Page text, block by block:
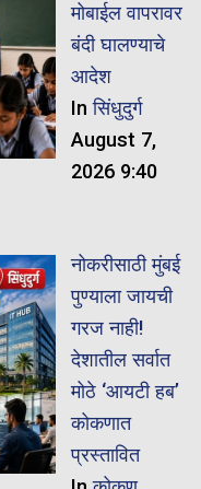
मोबाईल वापरावर
बंदी घालण्याचे
आदेश
Inसिंधुदुर्ग
August 7,
2026 9:40
नोकरीसाठी मुंबई
पुण्याला जायची
गरज नाही!
देशातील सर्वात
मोठे ‘आयटी हब’
कोकणात
प्रस्तावित